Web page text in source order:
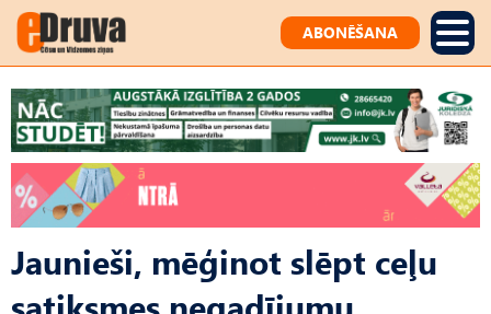
ABONĒŠANA
Jaunieši, mēģinot slēpt ceļu